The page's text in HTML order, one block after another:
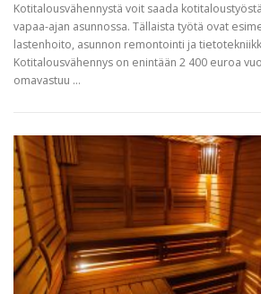
Kotitalousvähennystä voit saada
vapaa-ajan asunnossa. Tällaista työtä ovat
lastenhoito, asunnon remontointi ja
Kotitalousvähennys on enintään 2 400 euroa
omavastuu …